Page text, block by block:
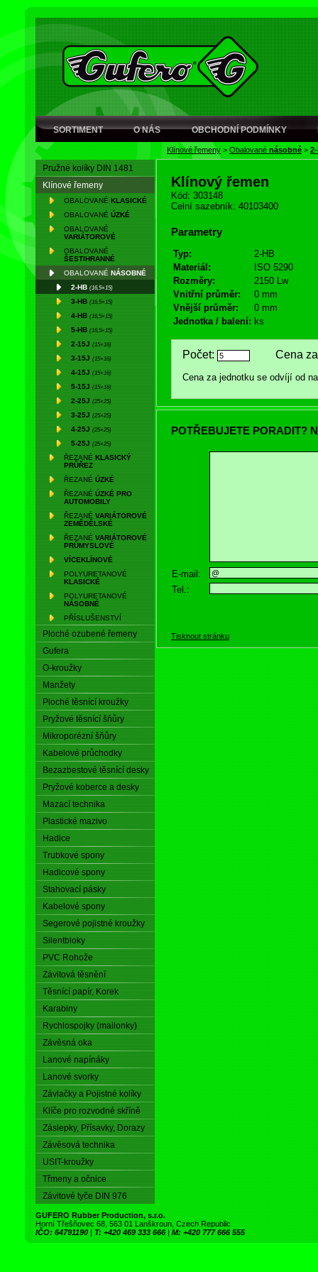
SORTIMENT O NÁS OBCHODNÍ PODMÍNKY
Klínové řemeny > Obalované násobné >
Pružné kolíky DIN 1481
Klínové řemeny
OBALOVANÉ KLASICKÉ
OBALOVANÉ ÚZKÉ
OBALOVANÉ
VARIÁTOROVÉ
OBALOVANÉ
ŠESTIHRANNÉ
OBALOVANÉ NÁSOBNÉ
2-HB (16,5×15)
3-HB (16,5×15)
4-HB (16,5×15)
5-HB (16,5×15)
2-15J (15×16)
3-15J (15×16)
4-15J (15×16)
5-15J (15×16)
2-25J (25×25)
3-25J (25×25)
4-25J (25×25)
5-25J (25×25)
ŘEZANÉ KLASICKÝ
PRŮŘEZ
ŘEZANÉ ÚZKÉ
ŘEZANÉ ÚZKÉ PRO
AUTOMOBILY
ŘEZANÉ VARIÁTOROVÉ
ZEMĚDĚLSKÉ
ŘEZANÉ VARIÁTOROVÉ
PRŮMYSLOVÉ
VÍCEKLÍNOVÉ
POLYURETANOVÉ
KLASICKÉ
POLYURETANOVÉ
NÁSOBNÉ
PŘÍSLUŠENSTVÍ
Ploché ozubené řemeny
Gufera
O-kroužky
Manžety
Ploché těsnící kroužky
Pryžové těsnící šňůry
Mikroporézní šňůry
Kabelové průchodky
Bezazbestové těsnící desky
Pryžové koberce a desky
Mazací technika
Plastické mazivo
Hadice
Trubkové spony
Hadicové spony
Stahovací pásky
Kabelové spony
Segerové pojistné kroužky
Silentbloky
PVC Rohože
Závitová těsnění
Těsnící papír, Korek
Karabiny
Rychlospojky (mailonky)
Závěsná oka
Lanové napínáky
Lanové svorky
Závlačky a Pojistné kolíky
Klíče pro rozvodné skříně
Záslepky, Přísavky, Dorazy
Závěsová technika
USIT-kroužky
Třmeny a očnice
Závitové tyče DIN 976
Klínový řemen
Kód: 303148
Celní sazebník: 40103400
Parametry
Typ:
2-HB
Materiál:
ISO 5290
Rozměry:
2150 Lw
Vnitřní průměr:
0 mm
Vnější průměr:
0 mm
Jednotka / balení: ks
Počet: Cena za
Cena za jednotku se odvíjí od
POTŘEBUJETE PORADIT?
E-mail:
Tel.:
Tisknout stránku
GUFERO Rubber Production, s.r.o.
Horní Třešňovec 68, 563 01 Lanškroun, Czech Republic
IČO: 64791190 | T: +420 469 333 666 | M: +420 777 666 555